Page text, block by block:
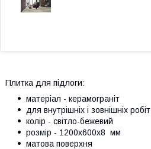
Плитка для підлоги:
матеріал - керамограніт
для внутрішніх і зовнішніх робіт
колір - світло-бежевий
розмір - 1200х600х8 мм
матова поверхня